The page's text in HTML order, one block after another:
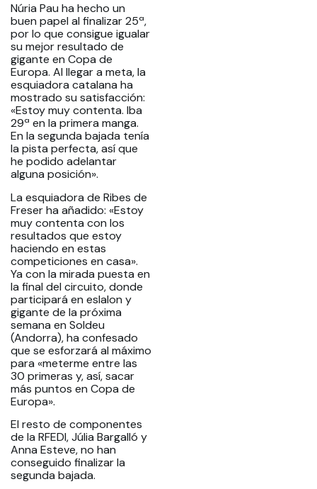
Núria Pau ha hecho un
buen papel al finalizar 25ª,
por lo que consigue igualar
su mejor resultado de
gigante en Copa de
Europa. Al llegar a meta, la
esquiadora catalana ha
mostrado su satisfacción:
«Estoy muy contenta. Iba
29ª en la primera manga.
En la segunda bajada tenía
la pista perfecta, así que
he podido adelantar
alguna posición».
La esquiadora de Ribes de
Freser ha añadido: «Estoy
muy contenta con los
resultados que estoy
haciendo en estas
competiciones en casa».
Ya con la mirada puesta en
la final del circuito, donde
participará en eslalon y
gigante de la próxima
semana en Soldeu
(Andorra), ha confesado
que se esforzará al máximo
para «meterme entre las
30 primeras y, así, sacar
más puntos en Copa de
Europa».
El resto de componentes
de la RFEDI, Júlia Bargalló y
Anna Esteve, no han
conseguido finalizar la
segunda bajada.